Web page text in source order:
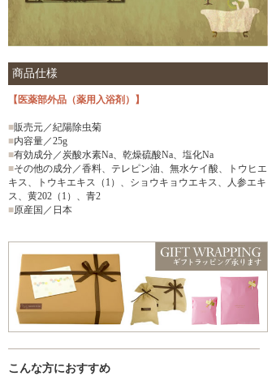
商品仕様
【医薬部外品（薬用入浴剤）】
■販売元／紀陽除虫菊
■内容量／25g
■有効成分／炭酸水素Na、乾燥硫酸Na、塩化Na
■その他の成分／香料、テレピン油、無水ケイ酸、トウヒエ
キス、トウキエキス（1）、ショウキョウエキス、人参エキ
ス、黄202（1）、青2
■原産国／日本
こんな方におすすめ